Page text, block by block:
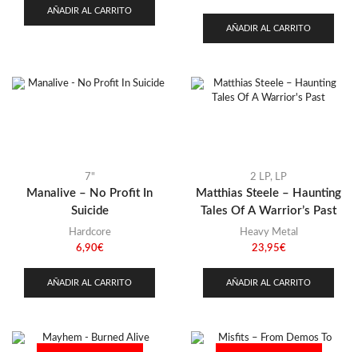
AÑADIR AL CARRITO
AÑADIR AL CARRITO
7"
Manalive – No Profit In
Suicide
Hardcore
6,90€
AÑADIR AL CARRITO
2 LP, LP
Matthias Steele – Haunting
Tales Of A Warrior’s Past
Heavy Metal
23,95€
AÑADIR AL CARRITO